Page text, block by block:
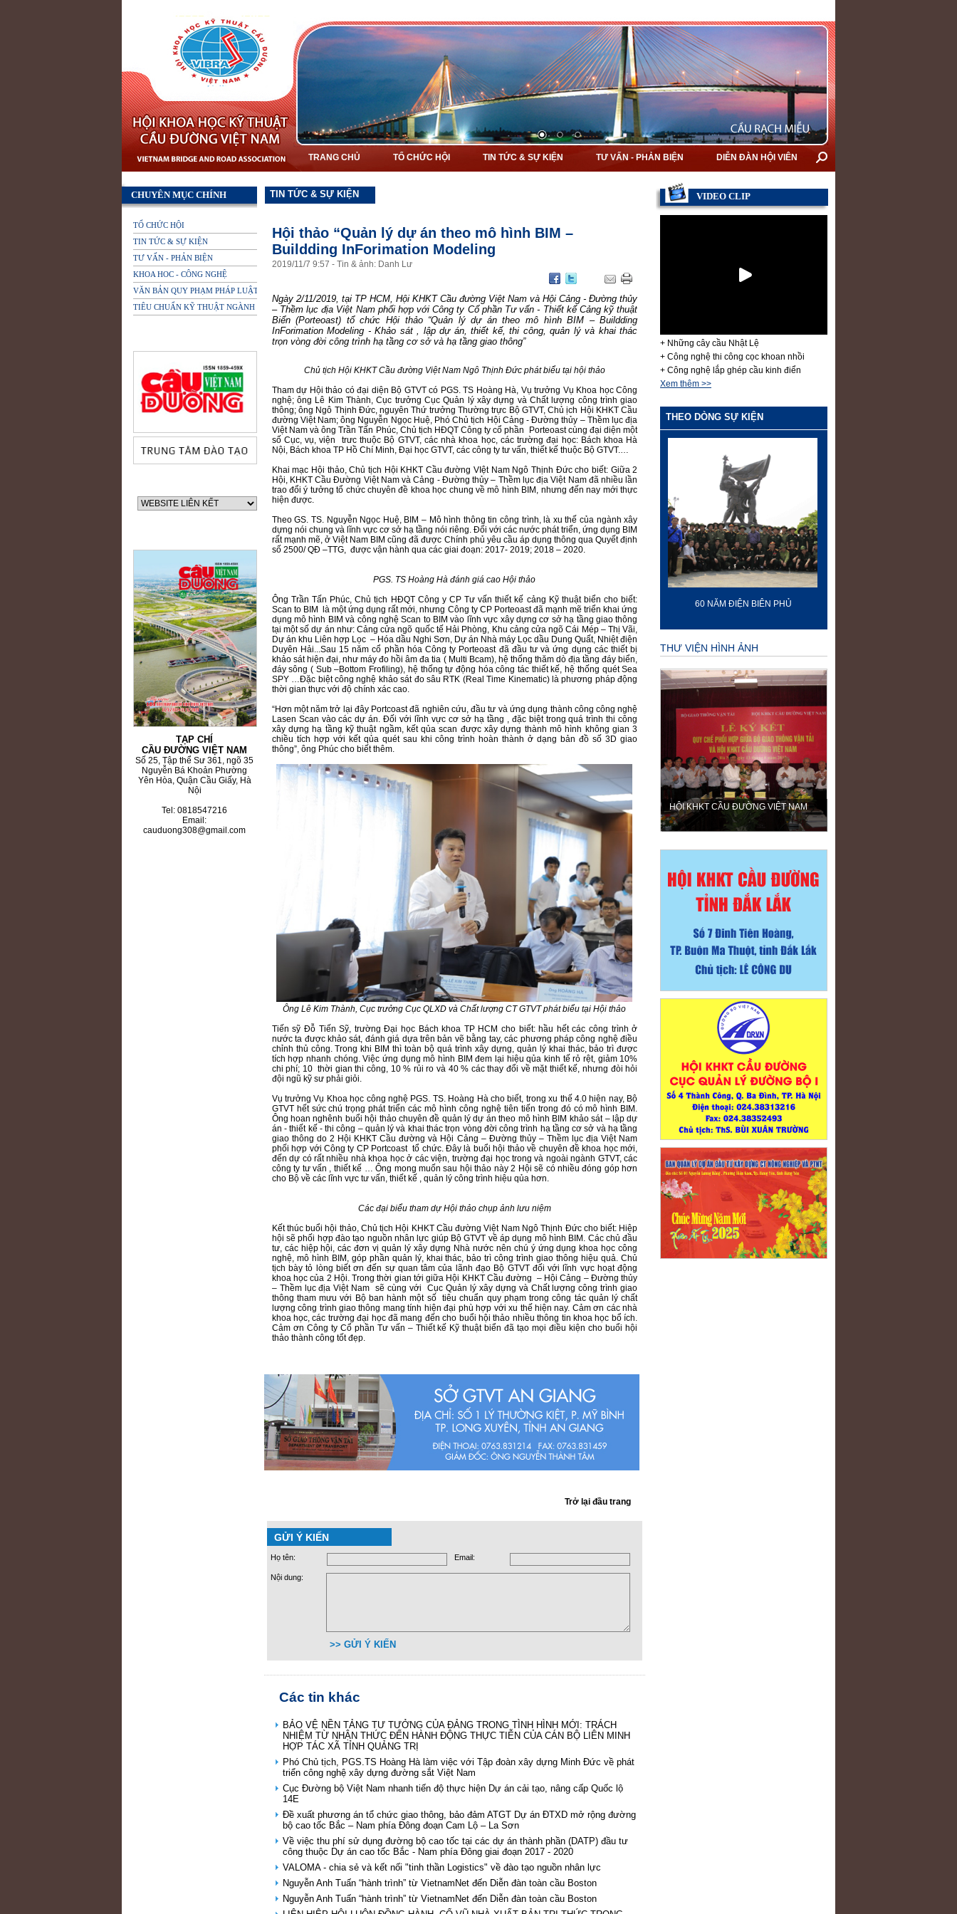
TRANG CHỦ TỔ CHỨC HỘI TIN TỨC & SỰ KIỆN TƯ VẤN - PHẢN BIỆN DIỄN ĐÀN HỘI VIÊN
CHUYÊN MỤC CHÍNH
TỔ CHỨC HỘI
TIN TỨC & SỰ KIỆN
TƯ VẤN - PHẢN BIỆN
KHOA HOC - CÔNG NGHỆ
VĂN BẢN QUY PHẠM PHÁP LUẬT
TIÊU CHUẨN KỸ THUẬT NGÀNH
TẠP CHÍ
CẦU ĐƯỜNG VIỆT NAM
Số 25, Tập thể Sư 361, ngõ 35
Nguyễn Bá Khoản Phường
Yên Hòa, Quận Cầu Giấy, Hà
Nội
Tel: 0818547216
Email:
cauduong308@gmail.com
TIN TỨC & SỰ KIỆN
Hội thảo “Quản lý dự án theo mô hình BIM –
Buildding InForimation Modeling
2019/11/7 9:57 - Tin & ảnh: Danh Lư
Ngày 2/11/2019, tại TP HCM, Hội KHKT Cầu đường Việt Nam và Hội Cảng - Đường thủy
– Thềm lục địa Việt Nam phối hợp với Công ty Cổ phần Tư vấn - Thiết kế Cảng kỹ thuật
Biển (Porteoast) tổ chức Hội thảo “Quản lý dự án theo mô hình BIM – Buildding
InForimation Modeling - Khảo sát , lập dự án, thiết kế, thi công, quản lý và khai thác
trọn vòng đời công trình hạ tầng cơ sở và hạ tầng giao thông”
Chủ tịch Hội KHKT Cầu đường Việt Nam Ngô Thịnh Đức phát biểu tại hội thảo
Tham dự Hội thảo có đại diện Bộ GTVT có PGS. TS Hoàng Hà, Vụ trưởng Vụ Khoa học Công
nghệ; ông Lê Kim Thành, Cục trưởng Cục Quản lý xây dựng và Chất lượng công trình giao
thông; ông Ngô Thịnh Đức, nguyên Thứ trưởng Thường trực Bộ GTVT, Chủ ịch Hội KHKT Cầu
đường Việt Nam; ông Nguyễn Ngọc Huệ, Phó Chủ tịch Hội Cảng - Đường thủy – Thềm lục địa
Việt Nam và ông Trần Tấn Phúc, Chủ tịch HĐQT Công ty cổ phần Porteoast cùng đại diện một
số Cục, vụ, viện trưc thuộc Bộ GTVT, các nhà khoa học, các trường đại học: Bách khoa Hà
Nội, Bách khoa TP Hồ Chí Minh, Đại học GTVT, các công ty tư vấn, thiết kế thuộc Bộ GTVT.…
Khai mạc Hội thảo, Chủ tịch Hội KHKT Cầu đường VIệt Nam Ngô Thịnh Đức cho biết: Giữa 2
Hội, KHKT Cầu Đường Việt Nam và Cảng - Đường thủy – Thềm lục địa Việt Nam đã nhiều lần
trao đổi ý tưởng tổ chức chuyên đề khoa học chung về mô hình BIM, nhưng đến nay mới thực
hiện được.
Theo GS. TS. Nguyễn Ngọc Huệ, BIM – Mô hình thông tin công trình, là xu thế của ngành xây
dựng nói chung và lĩnh vực cơ sở hạ tầng nói riêng. Đối với các nước phát triển, ứng dụng BIM
rất mạnh mẽ, ở Việt Nam BIM cũng đã được Chính phủ yêu cầu áp dụng thông qua Quyết định
số 2500/ QĐ –TTG, được vận hành qua các giai đoạn: 2017- 2019; 2018 – 2020.
PGS. TS Hoàng Hà đánh giá cao Hội thảo
Ông Trần Tấn Phúc, Chủ tịch HĐQT Công y CP Tư vấn thiết kế cảng Kỹ thuật biển cho biết:
Scan to BIM là một ứng dụng rất mới, nhưng Công ty CP Porteoast đã mạnh mẽ triển khai ứng
dụng mô hình BIM và công nghệ Scan to BIM vào lĩnh vực xây dựng cơ sở hạ tầng giao thông
tại một số dự án như: Cảng cửa ngõ quốc tế Hải Phòng, Khu cảng cửa ngõ Cái Mép – Thị Vãi,
Dự án khu Liên hợp Lọc – Hóa dầu Nghi Sơn, Dự án Nhà máy Lọc dầu Dung Quất, Nhiệt điện
Duyên Hải...Sau 15 năm cổ phần hóa Công ty Porteoast đã đầu tư và ứng dụng các thiết bị
khảo sát hiện đại, như máy đo hồi âm đa tia ( Multi Bcam), hệ thống thăm dò địa tầng đáy biển,
đáy sông ( Sub –Bottom Frofiling), hệ thống tự động hóa công tác thiết kế, hệ thống quét Sea
SPY …Đặc biệt công nghệ khảo sát đo sâu RTK (Real Time Kinematic) là phương pháp động
thời gian thực với độ chính xác cao.
“Hơn một năm trở lại đây Portcoast đã nghiên cứu, đầu tư và ứng dụng thành công công nghệ
Lasen Scan vào các dự án. Đối với lĩnh vực cơ sở hạ tầng , đặc biệt trong quá trình thi công
xây dựng hạ tầng kỹ thuật ngầm, kết qủa scan được xây dựng thành mô hình không gian 3
chiều tích hợp với kết qủa quét sau khi công trình hoàn thành ở dạng bản đồ số 3D giao
thông”, ông Phúc cho biết thêm.
Ông Lê Kim Thành, Cục trưởng Cục QLXD và Chất lượng CT GTVT phát biểu tại Hội thảo
Tiến sỹ Đỗ Tiến Sỹ, trường Đại học Bách khoa TP HCM cho biết: hầu hết các công trình ở
nước ta được khảo sát, đánh giá dựa trên bản vẽ bằng tay, các phương pháp công nghệ điều
chỉnh thủ công. Trong khi BIM thì toàn bộ quá trình xây dựng, quản lý khai thác, bảo trì được
tích hợp nhanh chóng. Việc ứng dụng mô hình BIM đem lại hiệu qủa kinh tế rỏ rệt, giảm 10%
chi phí; 10 thời gian thi công, 10 % rủi ro và 40 % các thay đổi về mặt thiết kế, nhưng đòi hỏi
đội ngũ kỹ sư phải giỏi.
Vụ trưởng Vụ Khoa học công nghệ PGS. TS. Hoàng Hà cho biết, trong xu thế 4.0 hiện nay, Bộ
GTVT hết sức chú trọng phát triển các mô hình công nghệ tiên tiến trong đó có mô hình BIM.
Ông hoan nghênh buổi hội thảo chuyên đề quản lý dự án theo mô hình BIM khảo sát – lập dự
án - thiết kế - thi công – quản lý và khai thác trọn vòng đời công trình hạ tầng cơ sở và hạ tầng
giao thông do 2 Hội KHKT Cầu đường và Hội Cảng – Đường thủy – Thềm lục địa Việt Nam
phối hợp với Công ty CP Portcoast tổ chức. Đây là buổi hội thảo về chuyên đề khoa học mới,
đến dự có rất nhiều nhà khoa học ở các viện, trường đại học trong và ngoài ngành GTVT, các
công ty tư vấn , thiết kế … Ông mong muốn sau hội thảo này 2 Hội sẽ có nhiều đóng góp hơn
cho Bộ về các lĩnh vực tư vấn, thiết kế , quản lý công trình hiệu qủa hơn.
Các đại biểu tham dự Hội thảo chụp ảnh lưu niệm
Kết thúc buổi hội thảo, Chủ tịch Hội KHKT Cầu đường Việt Nam Ngô Thịnh Đức cho biết: Hiệp
hội sẽ phối hợp đào tạo nguồn nhân lực giúp Bộ GTVT về áp dụng mô hình BIM. Các chủ đầu
tư, các hiệp hội, các đơn vị quản lý xây dựng Nhà nước nên chú ý ứng dụng khoa học công
nghệ, mô hình BIM, góp phần quản lý, khai thác, bảo trì công trình giao thông hiệu quả. Chủ
tịch bày tỏ lòng biết ơn đến sự quan tâm của lãnh đạo Bộ GTVT đối với lĩnh vực hoạt động
khoa học của 2 Hội. Trong thời gian tới giữa Hội KHKT Cầu đường – Hội Cảng – Đường thủy
– Thềm lục địa Việt Nam sẽ cùng với Cục Quản lý xây dựng và Chất lượng công trình giao
thông tham mưu với Bộ ban hành một số tiêu chuẩn quy phạm trong công tác quản lý chất
lượng công trình giao thông mang tính hiện đại phù hợp với xu thế hiện nay. Cảm ơn các nhà
khoa học, các trường đại học đã mang đến cho buổi hội thảo nhiều thông tin khoa học bổ ích.
Cảm ơn Công ty Cổ phần Tư vấn – Thiết kế Kỹ thuật biển đã tạo mọi điều kiện cho buổi hội
thảo thành công tốt đẹp.
Trở lại đầu trang
GỬI Ý KIẾN
Họ tên: Email:
Nội dung:
>> GỬI Ý KIẾN
Các tin khác
BẢO VỆ NỀN TẢNG TƯ TƯỞNG CỦA ĐẢNG TRONG TÌNH HÌNH MỚI: TRÁCH
NHIỆM TỪ NHẬN THỨC ĐẾN HÀNH ĐỘNG THỰC TIỄN CỦA CÁN BỘ LIÊN MINH
HỢP TÁC XÃ TỈNH QUẢNG TRỊ
Phó Chủ tịch, PGS.TS Hoàng Hà làm việc với Tập đoàn xây dựng Minh Đức về phát
triển công nghệ xây dựng đường sắt Việt Nam
Cục Đường bộ Việt Nam nhanh tiến độ thực hiện Dự án cải tạo, nâng cấp Quốc lộ
14E
Đề xuất phương án tổ chức giao thông, bảo đảm ATGT Dự án ĐTXD mở rộng đường
bộ cao tốc Bắc – Nam phía Đông đoạn Cam Lộ – La Sơn
Về việc thu phí sử dụng đường bộ cao tốc tại các dự án thành phần (DATP) đầu tư
công thuộc Dự án cao tốc Bắc - Nam phía Đông giai đoạn 2017 - 2020
VALOMA - chia sẻ và kết nối "tinh thần Logistics" về đào tạo nguồn nhân lực
Nguyễn Anh Tuấn “hành trình” từ VietnamNet đến Diễn đàn toàn cầu Boston
Nguyễn Anh Tuấn “hành trình” từ VietnamNet đến Diễn đàn toàn cầu Boston
VIDEO CLIP
+ Những cây cầu Nhật Lệ
+ Công nghệ thi công cọc khoan nhồi
+ Công nghệ lắp ghép cầu kinh điển
Xem thêm >>
THEO DÒNG SỰ KIỆN
60 NĂM ĐIỆN BIÊN PHỦ
70 NĂM GTVT VIỆT NAM (1945 -
2015)
SÂN BAY LONG THÀNH 60 NĂM ĐIỆN BIÊN PHỦ
THƯ VIỆN HÌNH ẢNH
HỘI KHKT CẦU ĐƯỜNG VIỆT NAM